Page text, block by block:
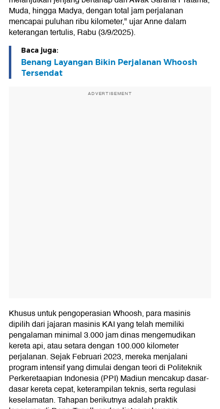
Muda, hingga Madya, dengan total jam perjalanan
mencapai puluhan ribu kilometer," ujar Anne dalam
keterangan tertulis, Rabu (3/9/2025).
Baca juga:
Benang Layangan Bikin Perjalanan Whoosh
Tersendat
ADVERTISEMENT
Khusus untuk pengoperasian Whoosh, para masinis
dipilih dari jajaran masinis KAI yang telah memiliki
pengalaman minimal 3.000 jam dinas mengemudikan
kereta api, atau setara dengan 100.000 kilometer
perjalanan. Sejak Februari 2023, mereka menjalani
program intensif yang dimulai dengan teori di Politeknik
Perkeretaapian Indonesia (PPI) Madiun mencakup dasar-
dasar kereta cepat, keterampilan teknis, serta regulasi
keselamatan. Tahapan berikutnya adalah praktik